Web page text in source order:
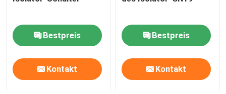
Bestpreis
Kontakt
Bestpreis
Kontakt